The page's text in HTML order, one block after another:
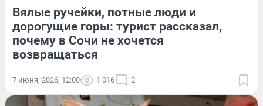
Вялые ручейки, потные люди и
дорогущие горы: турист рассказал,
почему в Сочи не хочется
возвращаться
7 июня, 2026, 12:00 1 016 2